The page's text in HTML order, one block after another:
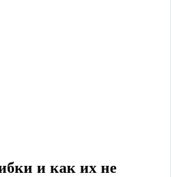
и как их не